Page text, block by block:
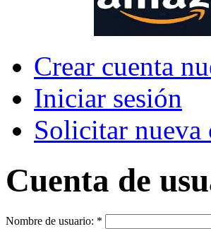
Crear cuenta
Iniciar sesión
Solicitar nueva
Cuenta de
Nombre de usuario: *